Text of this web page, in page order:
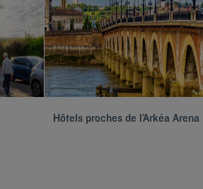
Hôtels proches de l’Arkéa Arena